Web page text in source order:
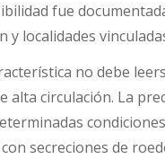
fue
y localidades
no debe
alta circulación. La
secreciones de